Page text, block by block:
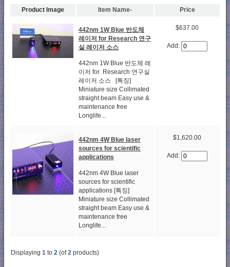
Product Image Item Name- Price
442nm 1W Blue 반도체
레이저 for Research 연구
실 레이저 소스
442nm 1W Blue 반도체 레
이저 for Research 연구실
레이저 소스 [특징]
Miniature size Collimated
straight beam Easy use &
maintenance free
Longlife...
$637.00
Add:
442nm 4W Blue laser
sources for scientific
applications
442nm 4W Blue laser
sources for scientific
applications [특징]
Miniature size Collimated
straight beam Easy use &
maintenance free
Longlife...
$1,620.00
Add:
Displaying 1 to 2 (of2 products)